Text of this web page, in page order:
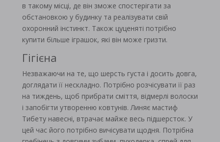
в такому місці, де він зможе спостерігати за
обстановкою у будинку та реалізувати свій
охоронний інстинкт. Також цуценяті потрібно
купити більше іграшок, які він може гризти.
Гігієна
Незважаючи на те, що шерсть густа і досить довга,
доглядати її нескладно. Потрібно розчісувати її раз
на тиждень, щоб прибрати сміття, відмерлі волоски
і запобігти утворенню ковтунів. Линяє мастиф
Тибету навесні, втрачає майже весь підшерсток. У
цей час його потрібно вичісувати щодня. Потрібна